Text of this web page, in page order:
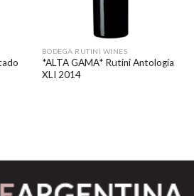
BODEGA RUTINI WINES
*ALTA GAMA* Rutini Antología
XLI 2014